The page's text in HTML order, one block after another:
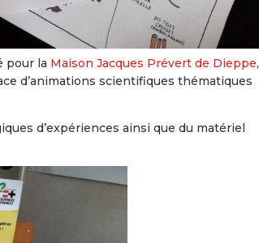
pour la Maison Jacques Prévert de Dieppe,
d’animations scientifiques thématiques
d’expériences ainsi que du matériel